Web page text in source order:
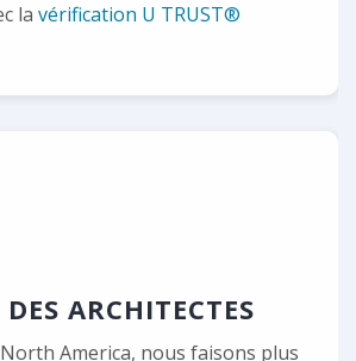
la vérification U TRUST®
ARCHITECTES
America, nous faisons plus